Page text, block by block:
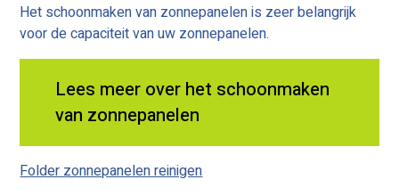
Het schoonmaken van zonnepanelen is zeer belangrijk
voor de capaciteit van uw zonnepanelen.
Lees meer over het schoonmaken
van zonnepanelen
Folder zonnepanelen reinigen